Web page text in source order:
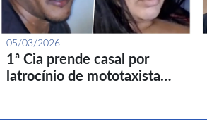
05/03/2026
1ª Cia prende casal por
latrocínio de mototaxista…